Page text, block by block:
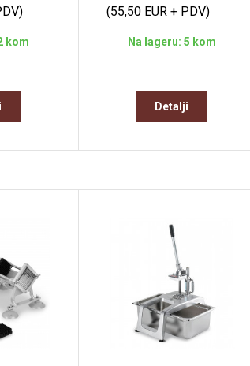
kom
(55,50 EUR + PDV)
Na lageru: 5 kom
Detalji